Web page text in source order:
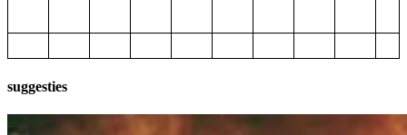
suggesties